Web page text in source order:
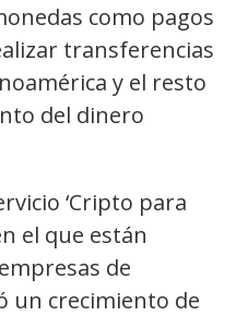
como pagos
transferencias
y el resto
del dinero
‘Cripto para
el que están
de
un crecimiento de